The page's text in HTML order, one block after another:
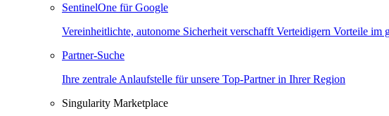
SentinelOne für Google
Vereinheitlichte, autonome Sicherheit verschafft Verteidigern Vorteile im
Partner-Suche
Ihre zentrale Anlaufstelle für unsere Top-Partner in Ihrer Region
Singularity Marketplace